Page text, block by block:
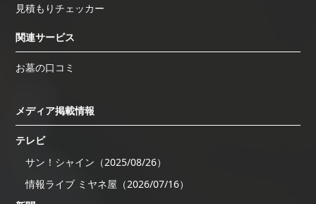
見積もりチェッカー
関連サービス
お墓の口コミ
メディア掲載情報
テレビ
サン！シャイン（2025/08/26）
情報ライブ ミヤネ屋（2026/07/16）